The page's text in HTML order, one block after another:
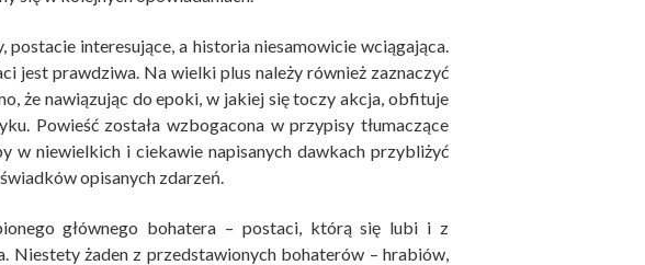
interesujące, a historia niesamowicie wciągająca.
jest prawdziwa. Na wielki plus należy również zaznaczyć
że nawiązując do epoki, w jakiej się toczy akcja, obfituje
Powieść została wzbogacona w przypisy tłumaczące
w niewielkich i ciekawie napisanych dawkach przybliżyć
opisanych zdarzeń.
głównego bohatera – postaci, którą się lubi i z
Niestety żaden z przedstawionych bohaterów – hrabiów,